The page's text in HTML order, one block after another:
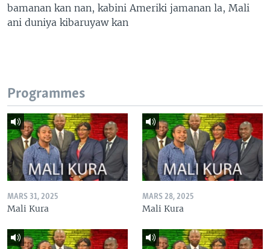
bamanan kan nan, kabini Ameriki jamanan la, Mali
ani duniya kibaruyaw kan
Programmes
MARS 31, 2025
Mali Kura
MARS 28, 2025
Mali Kura